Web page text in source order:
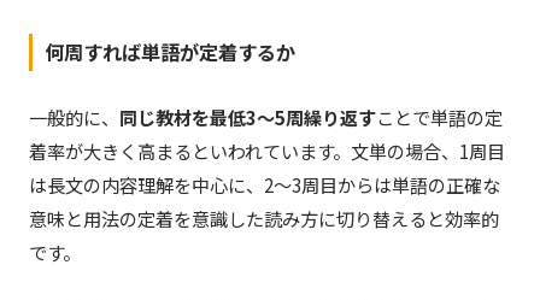
何周すれば単語が定着するか
一般的に、 同じ教材を最低3〜5周繰り返すことで単語の定
着率が大きく高まるといわれています。文単の場合、1周目
は長文の内容理解を中心に、2〜3周目からは単語の正確な
意味と用法の定着を意識した読み方に切り替えると効率的
です。